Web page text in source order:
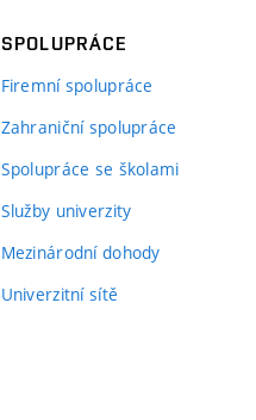
SPOLUPRÁCE
Firemní spolupráce
Zahraniční spolupráce
Spolupráce se školami
Služby univerzity
Mezinárodní dohody
Univerzitní sítě